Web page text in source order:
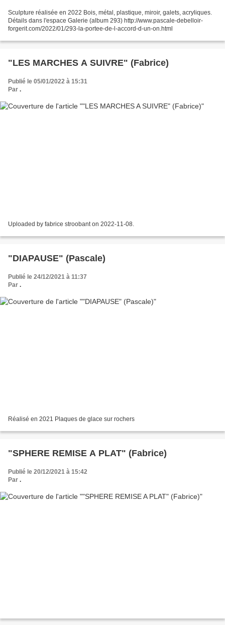
Sculpture réalisée en 2022 Bois, métal, plastique, miroir, galets, acryliques.
Détails dans l'espace Galerie (album 293) http://www.pascale-debelloir-
forgerit.com/2022/01/293-la-portee-de-l-accord-d-un-on.html
"LES MARCHES A SUIVRE" (Fabrice)
Publié le 05/01/2022 à 15:31
Par .
Uploaded by fabrice stroobant on 2022-11-08.
"DIAPAUSE" (Pascale)
Publié le 24/12/2021 à 11:37
Par .
Réalisé en 2021 Plaques de glace sur rochers
"SPHERE REMISE A PLAT" (Fabrice)
Publié le 20/12/2021 à 15:42
Par .